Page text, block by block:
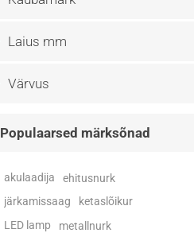
Laius mm
Värvus
Populaarsed märksõnad
akulaadija ehitusnurk
järkamissaag
ketaslõikur
LED lamp
metallnurk